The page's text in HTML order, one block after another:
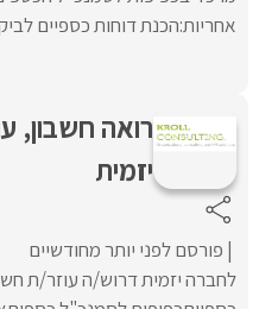
אחריות:הכנת דוחות כספיים
רואה חשבון,
יזמית
פורסם לפני יותר מחודשיים
לחברה יזמית דרוש/ה עוזר/ת